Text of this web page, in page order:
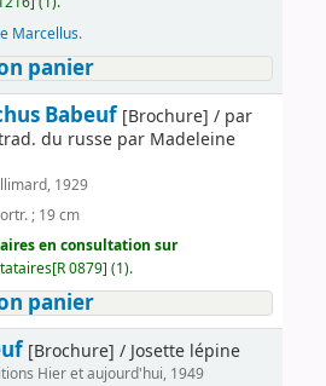
Marcellus.
panier
Babeuf[Brochure] / par
du russe par Madeleine
1929
; 19 cm
en consultation sur
0879] (1).
panier
[Brochure] / Josette lépine
Hier et aujourd'hui, 1949